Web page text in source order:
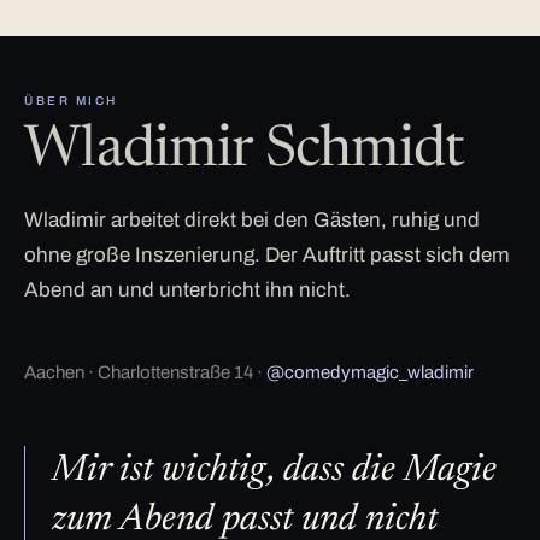
ÜBER MICH
Wladimir Schmidt
Wladimir arbeitet direkt bei den Gästen, ruhig und
ohne große Inszenierung. Der Auftritt passt sich dem
Abend an und unterbricht ihn nicht.
Aachen · Charlottenstraße 14 · @comedymagic_wladimir
Mir ist wichtig, dass die Magie
zum Abend passt und nicht